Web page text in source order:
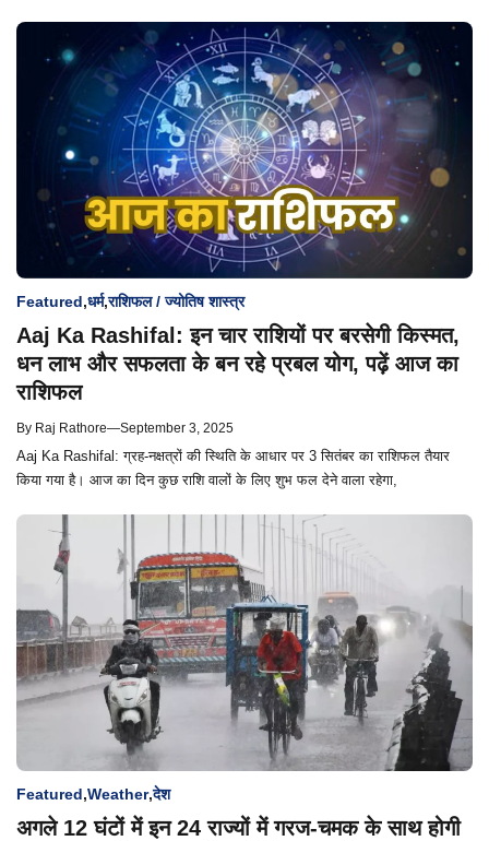
Featured,धर्म,राशिफल / ज्योतिष शास्त्र
Aaj Ka Rashifal: इन चार राशियों पर बरसेगी किस्मत,
धन लाभ और सफलता के बन रहे प्रबल योग, पढ़ें आज का
राशिफल
By Raj Rathore—September 3, 2025
Aaj Ka Rashifal: ग्रह-नक्षत्रों की स्थिति के आधार पर 3 सितंबर का राशिफल तैयार
किया गया है। आज का दिन कुछ राशि वालों के लिए शुभ फल देने वाला रहेगा,
Featured,Weather,देश
अगले 12 घंटों में इन 24 राज्यों में गरज-चमक के साथ होगी